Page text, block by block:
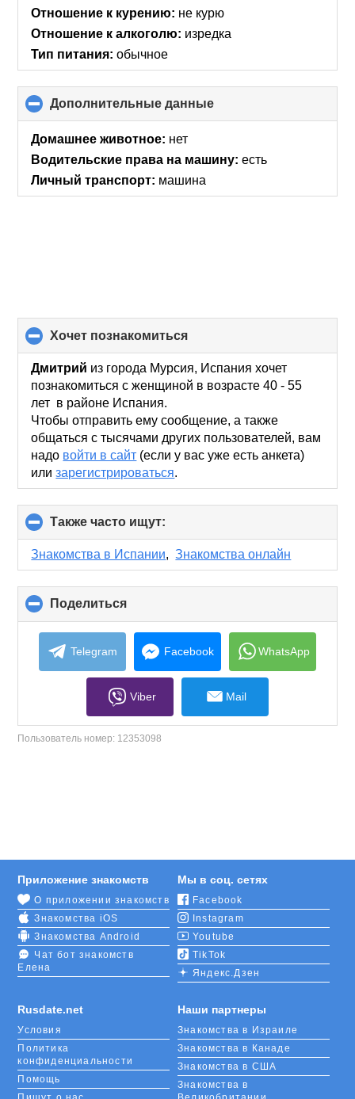
Отношение к курению: не курю
Отношение к алкоголю: изредка
Тип питания: обычное
Дополнительные данные
to
Домашнее животное: нет
Водительские права на машину: есть
Личный транспорт: машина
хочет познакомиться
to
collapse
contents
Дмитрий из города Мурсия, Испания хочет
познакомиться с женщиной в возрасте 40 - 55
лет в районе Испания.
Чтобы отправить ему сообщение, а также
общаться с тысячами других пользователей, вам
надо войти в сайт (если у вас уже есть анкета)
илизарегистрироваться.
Также часто ищут:
to
collapse
contents
Знакомства в Испании,Знакомства онлайн
Поделиться
to
collapse
contents
Telegram Facebook WhatsApp
Viber Mail
Пользователь номер: 12353098
Rusdate.net
Условия
Политика
конфиденциальности
Помощь
Приложение знакомств
О приложении знакомств
Знакомства iOS
Знакомства Android
Чат бот знакомств
Елена
Мы в соц. сетях
Facebook
Instagram
Youtube
TikTok
Яндекс.Дзен
Наши партнеры
Знакомства в Израиле
Знакомства в Канаде
Знакомства в США
Знакомства в